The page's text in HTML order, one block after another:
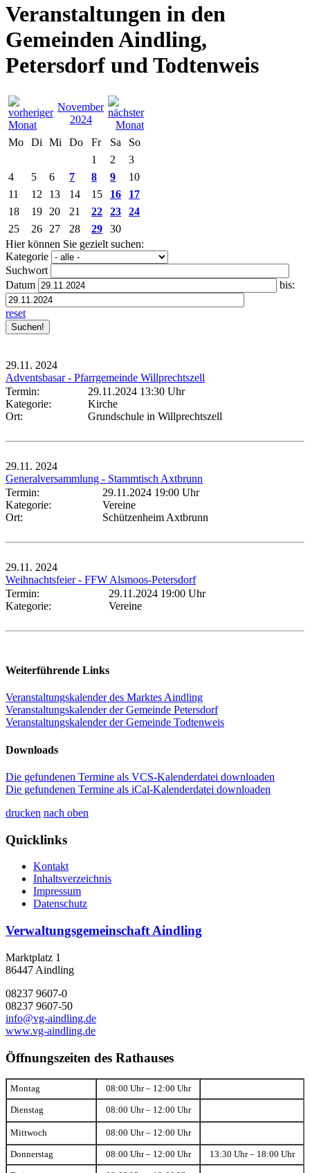
Veranstaltungen in den
Gemeinden Aindling,
Petersdorf und Todtenweis
November
2024
Mo
Di Mi Do Fr Sa
So
1
2
3
4
5 6 7 8 9
10
11
12 13 14 15 16
17
18
19 20 21 22 23
24
25
26 27 28 29
30
Hier können Sie gezielt suchen:
Kategorie
Suchwort
Datum
bis:
reset
29.11. 2024
Adventsbasar - Pfarrgemeinde Willprechtszell
Termin:
29.11.2024 13:30 Uhr
Kategorie:
Kirche
Ort:
Grundschule in Willprechtszell
29.11. 2024
Generalversammlung - Stammtisch Axtbrunn
Termin:
29.11.2024 19:00 Uhr
Kategorie:
Vereine
Ort:
Schützenheim Axtbrunn
29.11. 2024
Weihnachtsfeier - FFW Alsmoos-Petersdorf
Termin:
29.11.2024 19:00 Uhr
Kategorie:
Vereine
Weiterführende Links
Veranstaltungskalender des Marktes Aindling
Veranstaltungskalender der Gemeinde Petersdorf
Veranstaltungskalender der Gemeinde Todtenweis
Downloads
Die gefundenen Termine als VCS-Kalenderdatei downloaden
Die gefundenen Termine als iCal-Kalenderdatei downloaden
drucken nach oben
Quicklinks
Kontakt
Inhaltsverzeichnis
Impressum
Datenschutz
Verwaltungsgemeinschaft Aindling
Marktplatz 1
86447 Aindling
08237 9607-0
08237 9607-50
info@vg-aindling.de
www.vg-aindling.de
Öffnungszeiten des Rathauses
Montag 08:00 Uhr – 12:00 Uhr
Dienstag 08:00 Uhr – 12:00 Uhr
Mittwoch 08:00 Uhr – 12:00 Uhr
Donnerstag 08:00 Uhr – 12:00 Uhr 13:30 Uhr – 18:00 Uhr